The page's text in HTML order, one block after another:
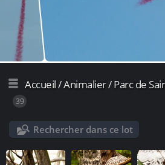
Accueil/Animalier/Parc de
39
Rechercher dans ce lot